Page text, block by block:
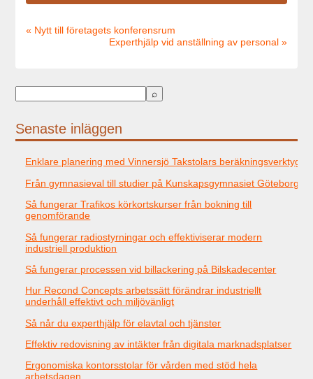
« Nytt till företagets konferensrum
Experthjälp vid anställning av personal »
Senaste inläggen
Enklare planering med Vinnersjö Takstolars beräkningsverktyg
Från gymnasieval till studier på Kunskapsgymnasiet Göteborg
Så fungerar Trafikos körkortskurser från bokning till
genomförande
Så fungerar radiostyrningar och effektiviserar modern
industriell produktion
Så fungerar processen vid billackering på Bilskadecenter
Hur Recond Concepts arbetssätt förändrar industriellt
underhåll effektivt och miljövänligt
Så når du experthjälp för elavtal och tjänster
Effektiv redovisning av intäkter från digitala marknadsplatser
Ergonomiska kontorsstolar för vården med stöd hela
arbetsdagen